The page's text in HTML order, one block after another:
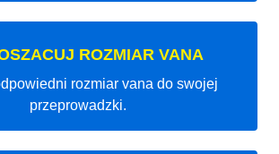
ROZMIAR VANA
rozmiar vana do swojej
przeprowadzki.